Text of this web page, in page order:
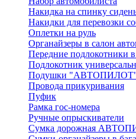
Накидка на спинку
Накидки для перевозки
Оплетки на руль
Органайзеры в салон
Передние подлокотники
Подлокотник
Подушки
Провода прикуривания
Пуфик
Рамка гос-номера
Ручные опрыскиватели
Сумка дорожная